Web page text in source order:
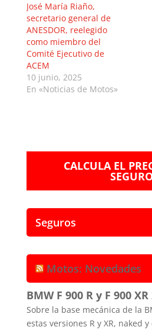
José María Riaño,
secretario general de
ANESDOR, reelegido
como miembro del
Comité Ejecutivo de
ACEM
10 junio, 2025
En «Noticias de Motos»
CALCULA EL
Seguros
Motos: Novedades
BMW F 900 R y F 900 XR
Sobre la base mecánica de la
estas versiones R y XR, naked